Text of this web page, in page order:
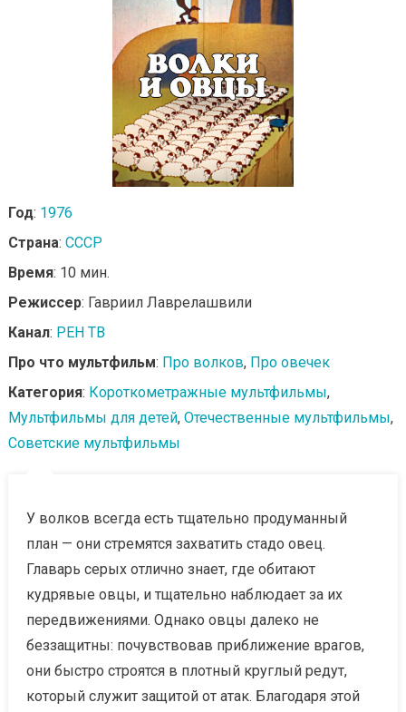
Год: 1976
Страна: СССР
Время: 10 мин.
Режиссер: Гавриил Лаврелашвили
Канал: РЕН ТВ
Про что мультфильм: Про волков, Про овечек
Категория: Короткометражные мультфильмы,
Мультфильмы для детей, Отечественные мультфильмы,
Советские мультфильмы
У волков всегда есть тщательно продуманный
план — они стремятся захватить стадо овец.
Главарь серых отлично знает, где обитают
кудрявые овцы, и тщательно наблюдает за их
передвижениями. Однако овцы далеко не
беззащитны: почувствовав приближение врагов,
они быстро строятся в плотный круглый редут,
который служит защитой от атак. Благодаря этой